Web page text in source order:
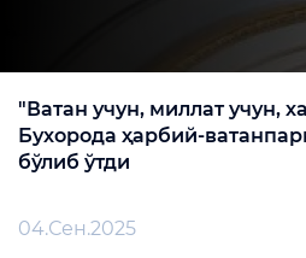
"Ватан учун, миллат учун,
Бухорода ҳарбий-
бўлиб ўтди
04.Сен.2025